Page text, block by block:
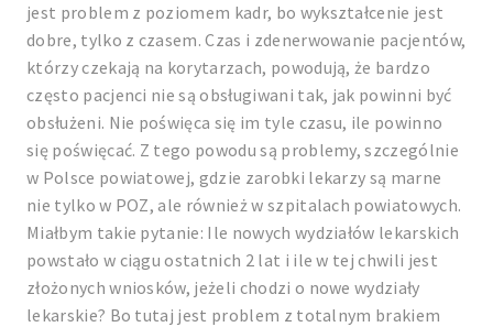
jest problem z poziomem kadr, bo wykształcenie jest
dobre, tylko z czasem. Czas i zdenerwowanie pacjentów,
którzy czekają na korytarzach, powodują, że bardzo
często pacjenci nie są obsługiwani tak, jak powinni być
obsłużeni. Nie poświęca się im tyle czasu, ile powinno
się poświęcać. Z tego powodu są problemy, szczególnie
w Polsce powiatowej, gdzie zarobki lekarzy są marne
nie tylko w POZ, ale również w szpitalach powiatowych.
Miałbym takie pytanie: Ile nowych wydziałów lekarskich
powstało w ciągu ostatnich 2 lat i ile w tej chwili jest
złożonych wniosków, jeżeli chodzi o nowe wydziały
lekarskie? Bo tutaj jest problem z totalnym brakiem